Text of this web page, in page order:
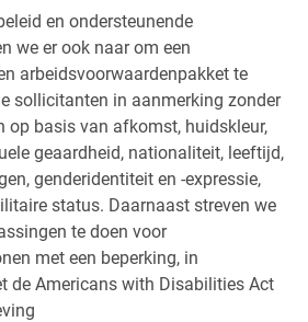
en ondersteunende
we er ook naar om een
arbeidsvoorwaardenpakket te
sollicitanten in aanmerking zonder
op basis van afkomst, huidskleur,
geaardheid, nationaliteit, leeftijd,
genderidentiteit en -expressie,
status. Daarnaast streven we
te doen voor
met een beperking, in
de Americans with Disabilities Act